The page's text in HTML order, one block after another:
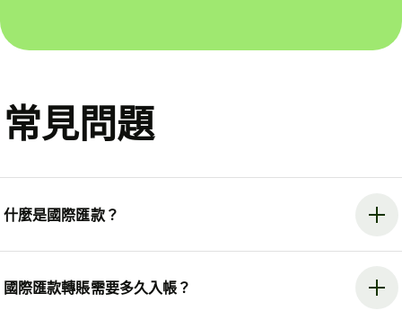
常見問題
什麼是國際匯款？
國際匯款轉賬需要多久入帳？